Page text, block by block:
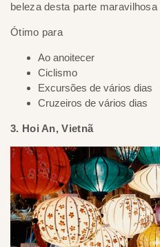
beleza desta parte
Ótimo para
Ao anoitecer
Ciclismo
Excursões de vários dias
Cruzeiros de vários dias
3. Hoi An, Vietnã